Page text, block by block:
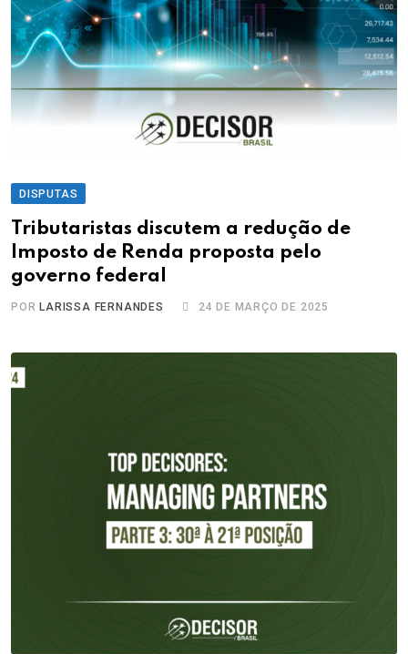
DISPUTAS
Tributaristas discutem a redução de
Imposto de Renda proposta pelo
governo federal
POR LARISSA FERNANDES 24 DE MARÇO DE 2025